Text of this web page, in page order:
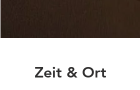
Zeit & Ort